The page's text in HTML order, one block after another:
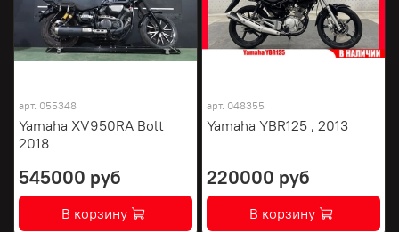
арт. 055348
Yamaha XV950RA Bolt
2018
545000 руб
В корзину
арт. 048355
Yamaha YBR125 , 2013
220000 руб
В корзину